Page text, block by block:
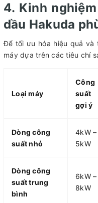
4. Kinh
dầu Hakuda
Để tối ưu hóa hiệu quả và
máy dựa trên các tiêu chí
Loại máy
Công
suất
gợi ý
Dòng công
suất nhỏ
4kW –
5kW
Dòng công
suất trung
bình
6kW –
8kW